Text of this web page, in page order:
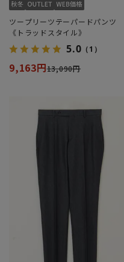
ツープリーツテーパードパンツ
《トラッドスタイル》
5.0 （1）
9,163円13,090円